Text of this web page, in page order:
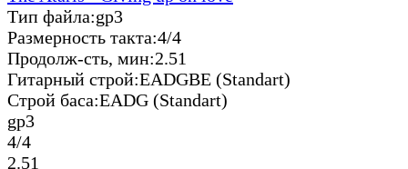
Тип файла:gp3
Размерность такта:4/4
Продолж-сть, мин:2.51
Гитарный строй:EADGBE (Standart)
Строй баса:EADG (Standart)
gp3
4/4
2.51